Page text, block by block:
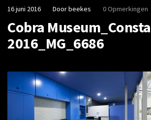
16 juni 2016 Doorbeekes 0 Opmerkingen
Cobra
2016_MG_6686